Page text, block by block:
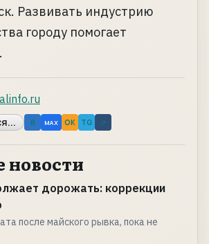
Развивать индустрию
городу помогает
B MAX OK TG ↗
новости
дорожать: коррекции
после майского рывка, пока не